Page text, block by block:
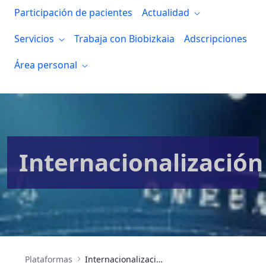
Participación de pacientes
Actualidad
Servicios
Trabaja con Biobizkaia
Adscripciones
Área personal
Internacionalización
Plataformas Internacionalización